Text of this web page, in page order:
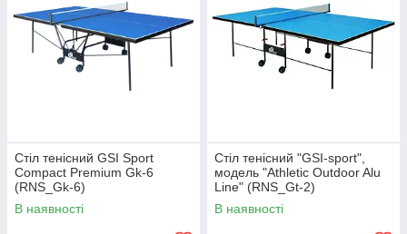
Стіл тенісний GSI Sport
Compact Premium Gk-6
(RNS_Gk-6)
В наявності
Стіл тенісний "GSI-sport",
модель "Athletic Outdoor Alu
Line" (RNS_Gt-2)
В наявності